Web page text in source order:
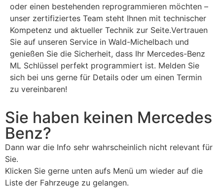
oder einen bestehenden reprogrammieren möchten –
unser zertifiziertes Team steht Ihnen mit technischer
Kompetenz und aktueller Technik zur Seite.Vertrauen
Sie auf unseren Service in Wald-Michelbach und
genießen Sie die Sicherheit, dass Ihr Mercedes-Benz
ML Schlüssel perfekt programmiert ist. Melden Sie
sich bei uns gerne für Details oder um einen Termin
zu vereinbaren!
Sie haben keinen Mercedes
Benz?
Dann war die Info sehr wahrscheinlich nicht relevant für
Sie.
Klicken Sie gerne unten aufs Menü um wieder auf die
Liste der Fahrzeuge zu gelangen.